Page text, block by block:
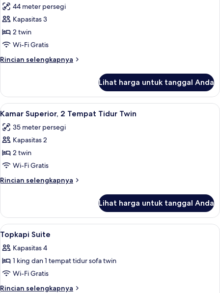
foto
untuk
Suite
Junior,
2
Tempat
Twin
44 meter persegi
Kapasitas 3
2 twin
Wi-Fi Gratis
Rincian selengkapnya
Rincian
Suite
Junior,
2
Tidur
Twin
Lihat harga untuk tanggal Anda
Lihat
semua
foto
untuk
Kamar
Superior,
2
Tempat
Twin
Kamar Superior, 2 Tempat Tidur
8
Kamar Superior, 2 Tempat Tidur Twin
35 meter persegi
Kapasitas 2
2 twin
Wi-Fi Gratis
Rincian selengkapnya
Rincian
Kamar
Superior,
2
Tempat
Tidur
Twin
Lihat harga untuk tanggal Anda
Lihat
semua
foto
untuk
Topkapi
Suite
Seprai premium, selimut bulu angsa,
10
Topkapi Suite
Kapasitas 4
1 king dan 1 tempat tidur sofa twin
Wi-Fi Gratis
Rincian selengkapnya
Rincian